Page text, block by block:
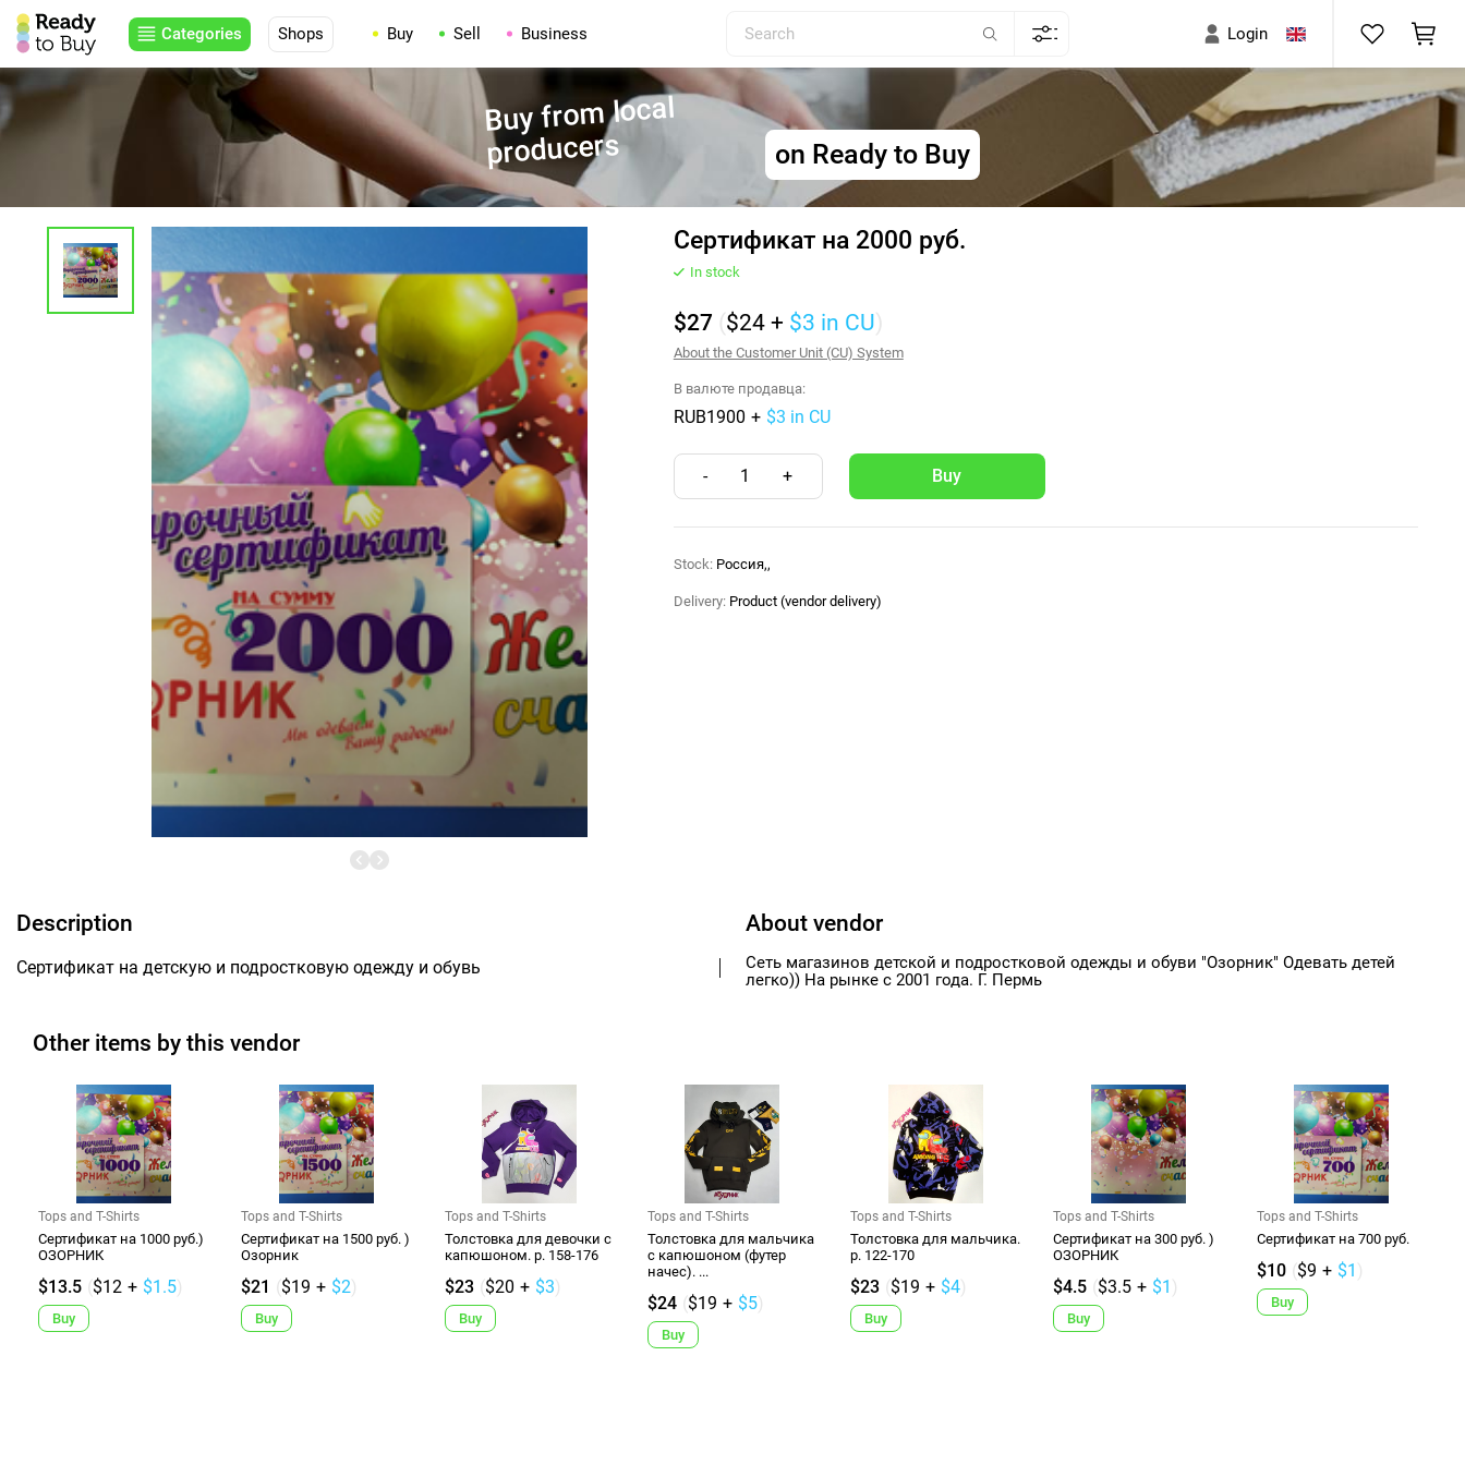
Categories Shops Buy Sell Business Login
Buy from local
producers on Ready to Buy
Сертификат на 2000 руб.
In stock
$27 ($24 + $3 in CU)
About the Customer Unit (CU) System
В валюте продавца:
RUB1900 + $3 in CU
- 1 +
Stock: Россия,,
Delivery: Product (vendor delivery)
Description
Сертификат на детскую и подростковую одежду и обувь
About vendor
Сеть магазинов детской и подростковой одежды и обуви "Озорник" Одевать детей
легко)) На рынке с 2001 года. Г. Пермь
Other items by this vendor
Tops and T-Shirts
Сертификат на 1000 руб.)
ОЗОРНИК
$13.5 ($12 + $1.5)
Buy
Tops and T-Shirts
Сертификат на 1500 руб. )
Озорник
$21 ($19 + $2)
Buy
Tops and T-Shirts
Толстовка для девочки с
капюшоном. р. 158-176
$23 ($20 + $3)
Buy
Tops and T-Shirts
Толстовка для мальчика
с капюшоном (футер
начес). ...
$24 ($19 + $5)
Buy
Tops and T-Shirts
Толстовка для мальчика.
р. 122-170
$23 ($19 + $4)
Buy
Tops and T-Shirts
Сертификат на 300 руб. )
ОЗОРНИК
$4.5 ($3.5 + $1 )
Buy
Tops and T-Shirts
Сертификат на 700 руб.
$10 ($9 + $1 )
Buy